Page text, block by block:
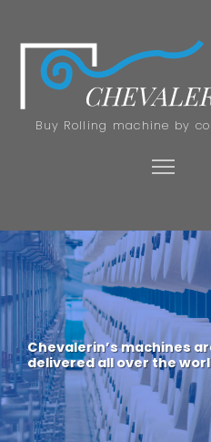
Buy Rolling machine by
Chevalerin’s machines
delivered all over the